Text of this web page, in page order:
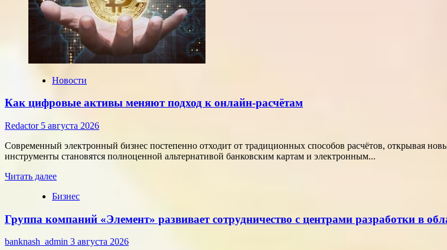
Новости
Как цифровые активы меняют подход к онлайн-расчётам
Redactor 5 августа 2026
Современный электронный бизнес постепенно отходит от традиционных способов расчётов, открывая
инструменты становятся полноценной альтернативой банковским картам и электронным...
Читать далееПрочитать
о
цифровые
меняют
Бизнес
Группа компаний «Элемент» развивает сотрудничество с центрами разработки в
banknash_admin 3 августа 2026